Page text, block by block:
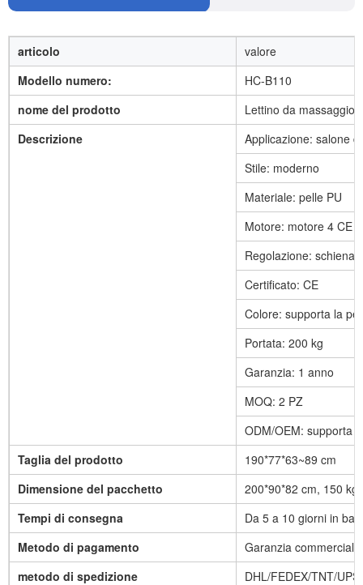
articolo
valore
Modello numero:
HC-B110
nome del prodotto
Lettino da massaggio
Descrizione
Applicazione: salone
Stile: moderno
Materiale: pelle PU
Motore: motore 4 CE
Regolazione:
Certificato: CE
Colore: supporta la
Portata: 200 kg
Garanzia: 1 anno
MOQ: 2 PZ
ODM/OEM: supporta
Taglia del prodotto
190*77*63~89 cm
Dimensione del pacchetto
200*90*82 cm, 150 kg
Tempi di consegna
Da 5 a 10 giorni in
Metodo di pagamento
Garanzia
metodo di spedizione
DHL/FEDEX/TNT/